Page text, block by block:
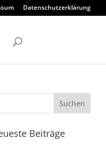
Datenschutzerklärung
Beiträge